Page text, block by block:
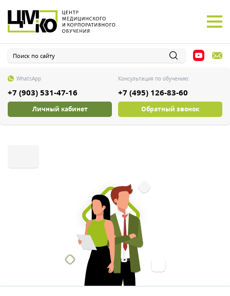
WhatsApp
+7 (903) 531-47-16
Консультация по обучению:
+7 (495) 126-83-60
Личный кабинет Обратный звонок